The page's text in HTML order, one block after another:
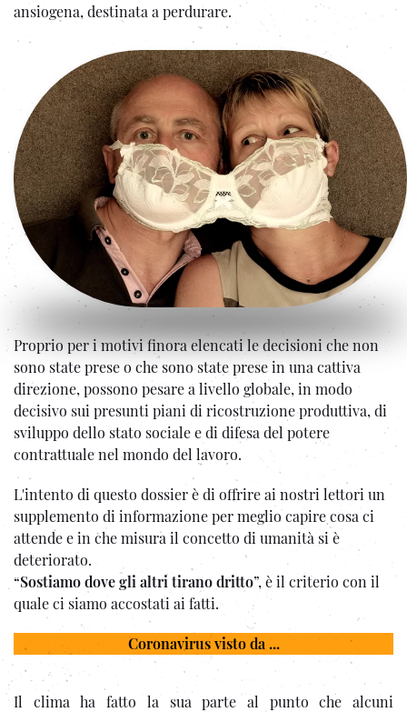
ansiogena, destinata a perdurare.
Proprio per i motivi finora elencati le decisioni che non
sono state prese o che sono state prese in una cattiva
direzione, possono pesare a livello globale, in modo
decisivo sui presunti piani di ricostruzione produttiva, di
sviluppo dello stato sociale e di difesa del potere
contrattuale nel mondo del lavoro.
L'intento di questo dossier è di offrire ai nostri lettori un
supplemento di informazione per meglio capire cosa ci
attende e in che misura il concetto di umanità si è
deteriorato.
“Sostiamo dove gli altri tirano dritto”, è il criterio con il
quale ci siamo accostati ai fatti.
Coronavirus visto da ...
Il clima ha fatto la sua parte al punto che alcuni